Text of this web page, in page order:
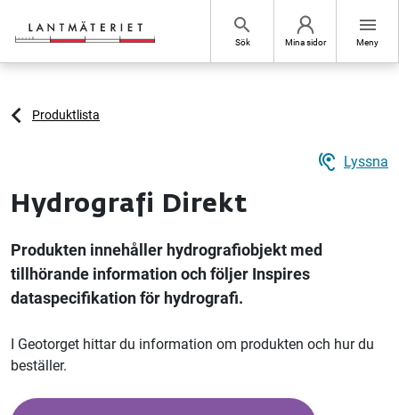
search
Sök Mina sidor
menu
Meny
Produktlista
hearing Lyssna
Hydrografi Direkt
Produkten innehåller hydrografiobjekt med
tillhörande information och följer Inspires
dataspecifikation för hydrografi.
I Geotorget hittar du information om produkten och hur du
beställer.